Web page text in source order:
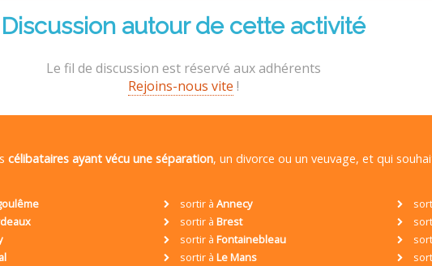
Discussion autour de cette activité
Le fil de discussion est réservé aux adhérents
Rejoins-nous vite !
célibataires ayant vécu une séparation, un divorce ou un veuvage, et qui
sortir à Annecy
sortir à Brest
sortir à Fontainebleau
sortir à Le Mans